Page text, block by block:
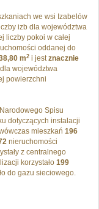
we wsi Izabelów
izb dla województwa
liczby pokoi w całej
oddanej do
m2 i jestznacznie
województwa
powierzchni
Spisu
dotyczących instalacji
mieszkań 196
nieruchomości
z centralnego
korzystało 199
do gazu sieciowego.